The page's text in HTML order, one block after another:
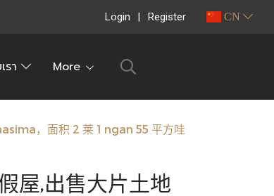
Login Register CN
รา More
，面积 2 莱 1 ngan 55 平方哇
屋,出售大片土地